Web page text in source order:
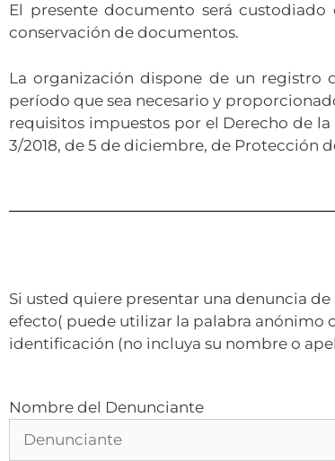
El presente documento será
conservación de documentos.
La organización dispone de un registro
período que sea necesario y
requisitos impuestos por el Derecho de
3/2018, de 5 de diciembre, de Protección
Si usted quiere presentar una denuncia
efecto( puede utilizar la palabra anónimo
identificación (no incluya su nombre o
Nombre del Denunciante